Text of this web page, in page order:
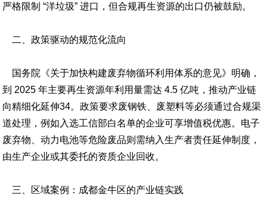
严格限制 “洋垃圾” 进口，但合规再生资源的出口仍被鼓励。
二、政策驱动的规范化流向
国务院《关于加快构建废弃物循环利用体系的意见》明确，
到 2025 年主要再生资源年利用量需达 4.5 亿吨，推动产业链
向精细化延伸34。政策要求废钢铁、废塑料等必须通过合规渠
道处理，例如入选工信部白名单的企业可享增值税优惠。电子
废弃物、动力电池等危险废品则需纳入生产者责任延伸制度，
由生产企业或其委托的资质企业回收。
三、区域案例：成都金牛区的产业链实践